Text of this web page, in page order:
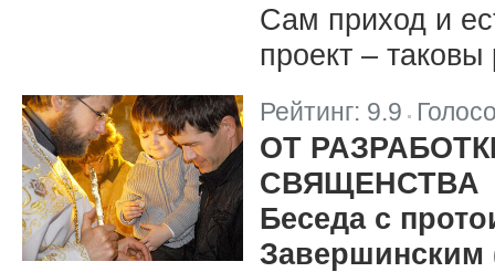
Сам приход и
проект –
Рейтинг: 9.9 |
ОТ
СВЯЩЕНСТВА
Беседа с
Завершинским